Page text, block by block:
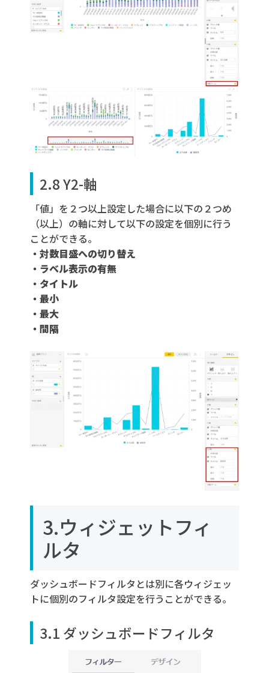
2.8 Y2-軸
「値」を２つ以上設定した場合に以下の２つめ
（以上）の軸に対して以下の設定を個別に行う
ことができる。
・対数目盛への切り替え
・ラベル表示の有無
・タイトル
・最小
・最大
・間隔
3.ウィジェットフィ
ルタ
ダッシュボードフィルタとは別に各ウィジェッ
トに個別のフィルタ設定を行うことができる。
3.1 ダッシュボードフィルタ